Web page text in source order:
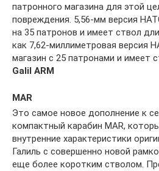
патронного магазина для этой
повреждения. 5,56-мм версия
на 35 патронов и имеет ствол
как 7,62-миллиметровая версия
магазин с 25 патронами и имеет
Galil ARM
MAR
Это самое новое дополнение к
компактный карабин MAR,
внутренние характеристики
Галиль с совершенно новой
еще более коротким стволом.